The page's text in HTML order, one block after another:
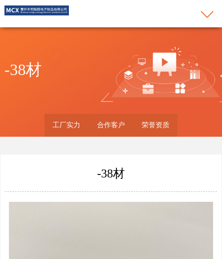
-38材
工厂实力 合作客户 荣誉资质
-38材